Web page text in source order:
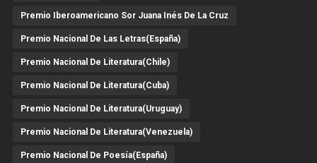
Premio Iberoamericano Sor Juana Inés De La Cruz
Premio Nacional De Las Letras(España)
Premio Nacional De Literatura(Chile)
Premio Nacional De Literatura(Cuba)
Premio Nacional De Literatura(Uruguay)
Premio Nacional De Literatura(Venezuela)
Premio Nacional De Poesía(España)